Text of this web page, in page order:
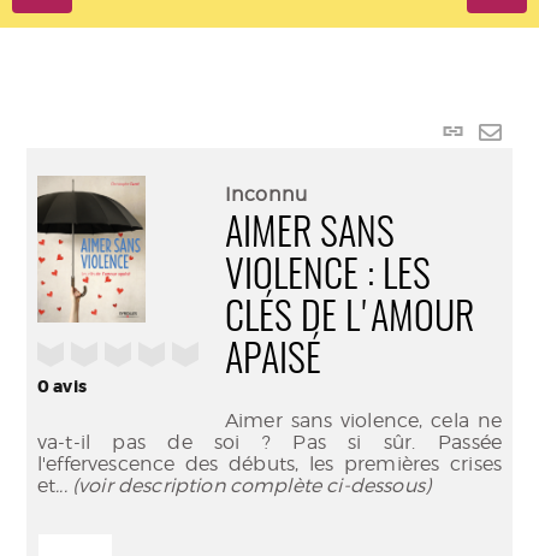
Lien
0avis
Inconnu
AIMER SANS
VIOLENCE : LES
CLÉS DE L'AMOUR
APAISÉ
Aimer sans violence, cela ne
va-t-il pas de soi ? Pas si sûr. Passée
l'effervescence des débuts, les premières crises
et... (voir description complète ci-dessous)